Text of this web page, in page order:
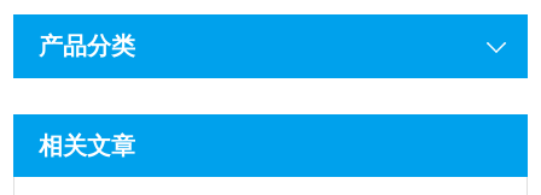
产品分类
相关文章